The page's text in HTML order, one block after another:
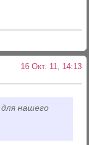
16 Окт. 11, 14:13
нашего